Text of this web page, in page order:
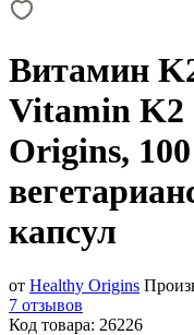
Витамин
Vitamin K2
Origins,
капсул
от Healthy Origins
7 отзывов
Код товара: 26226